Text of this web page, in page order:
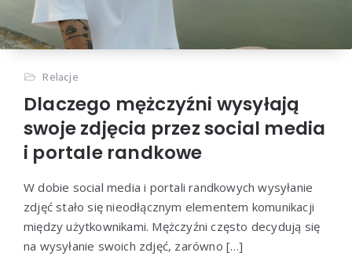
Relacje
Dlaczego mężczyźni wysyłają
swoje zdjęcia przez social media
i portale randkowe
W dobie social media i portali randkowych wysyłanie
zdjęć stało się nieodłącznym elementem komunikacji
między użytkownikami. Mężczyźni często decydują się
na wysyłanie swoich zdjęć, zarówno […]